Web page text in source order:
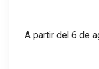
A partir del 6 de